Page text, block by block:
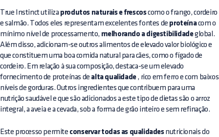
True Instinct utiliza produtos naturais e frescoscomo o frango, cordeiro
e salmão. Todos eles representam excelentes fontes de proteínacom o
mínimo nível de processamento, melhorando a digestibilidadeglobal.
Além disso, adicionam-se outros alimentos de elevado valor biológico e
que constituem uma boa comida natural para cães, como o fígado de
cordeiro. Em relação à sua composição, destaca-se um elevado
fornecimento de proteínas de alta qualidade, rico em ferro e com baixos
níveis de gorduras. Outros ingredientes que contribuem para uma
nutrição saudável e que são adicionados a este tipo de dietas são o arroz
integral, a aveia e a cevada, sob a forma de grão inteiro e sem refinação.
Este processo permite conservar todas as qualidadesnutricionais do